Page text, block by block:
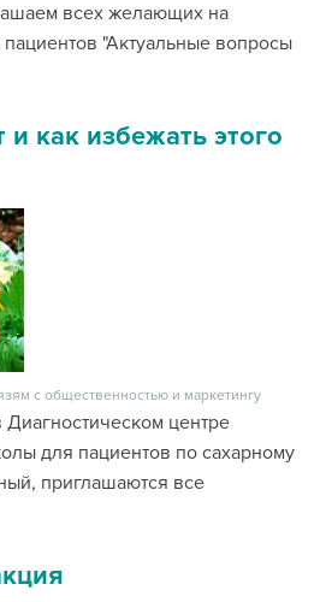
всех желающих на
"Актуальные вопросы
и как избежать этого
с общественностью и маркетингу
Диагностическом центре
для пациентов по сахарному
приглашаются все